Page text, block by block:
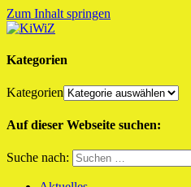
Zum Inhalt springen
KiWiZ
MINT für KiTas und Grundschulen
Kategorien
Kategorien
Auf dieser Webseite suchen:
Suche nach: